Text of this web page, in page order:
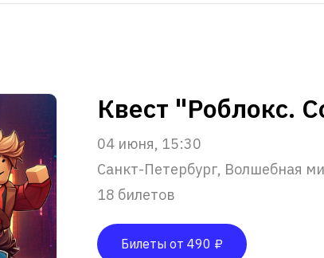
Квест "Роблокс.
04 июня, 15:30
Санкт-Петербург, Волшебная
18 билетов
Билеты от 490 ₽